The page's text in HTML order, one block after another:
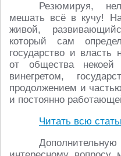
Резюмируя,
мешать всё в кучу!
живой,
который сам
государство и власть
от общества
винегретом,
продолжением и
и постоянно
Читать всю